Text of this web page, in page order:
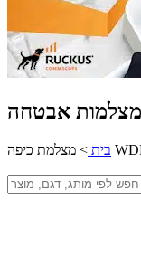
בית >